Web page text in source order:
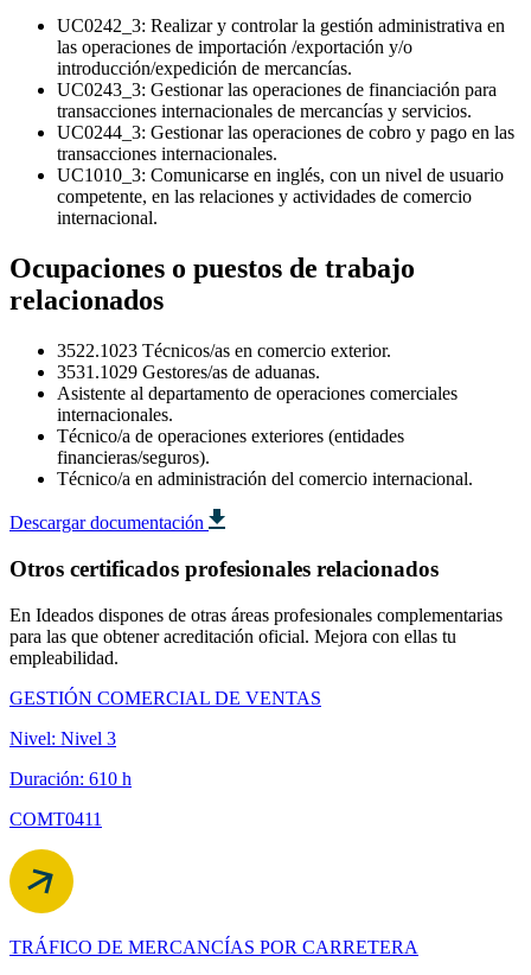
UC0242_3: Realizar y controlar la gestión administrativa en
las operaciones de importación /exportación y/o
introducción/expedición de mercancías.
UC0243_3: Gestionar las operaciones de financiación para
transacciones internacionales de mercancías y servicios.
UC0244_3: Gestionar las operaciones de cobro y pago en las
transacciones internacionales.
UC1010_3: Comunicarse en inglés, con un nivel de usuario
competente, en las relaciones y actividades de comercio
internacional.
Ocupaciones o puestos de trabajo
relacionados
3522.1023 Técnicos/as en comercio exterior.
3531.1029 Gestores/as de aduanas.
Asistente al departamento de operaciones comerciales
internacionales.
Técnico/a de operaciones exteriores (entidades
financieras/seguros).
Técnico/a en administración del comercio internacional.
Descargar documentación
Otros certificados profesionales relacionados
En Ideados dispones de otras áreas profesionales complementarias
para las que obtener acreditación oficial. Mejora con ellas tu
empleabilidad.
GESTIÓN COMERCIAL DE VENTAS
Nivel: Nivel 3
Duración: 610 h
COMT0411
TRÁFICO DE MERCANCÍAS POR CARRETERA